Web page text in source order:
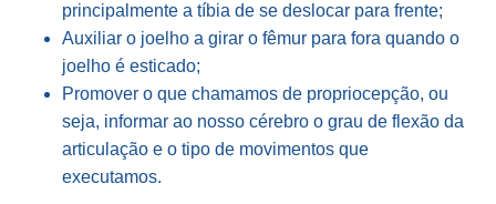
principalmente a tíbia de se deslocar para frente;
Auxiliar o joelho a girar o fêmur para fora quando o
joelho é esticado;
Promover o que chamamos de propriocepção, ou
seja, informar ao nosso cérebro o grau de flexão da
articulação e o tipo de movimentos que
executamos.